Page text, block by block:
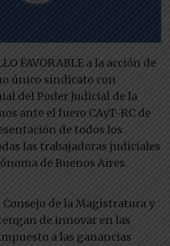
FAVORABLE a la acción de
único sindicato con
del Poder Judicial de la
ante el fuero CAyT-RC de
de todos los
las trabajadoras judiciales
de Buenos Aires.
de la Magistratura y
de innovar en las
a las ganancias